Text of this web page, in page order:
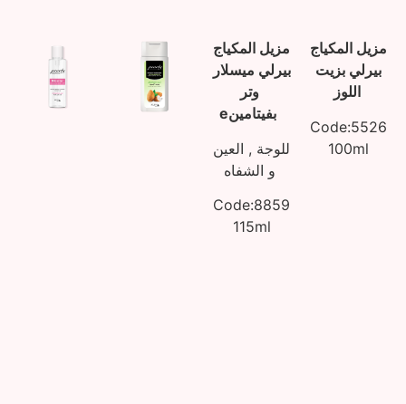
مزيل المكياج
بيرلي ميسلار
للوجة , العين
Code:8859
115ml
مزيل المكياج
بيرلي بزيت
اللوز
Code:5526
100ml